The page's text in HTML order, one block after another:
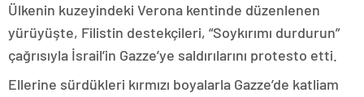
Ülkenin kuzeyindeki Verona kentinde düzenlenen
yürüyüşte, Filistin destekçileri, “Soykırımı durdurun”
çağrısıyla İsrail’in Gazze’ye saldırılarını protesto etti.
Ellerine sürdükleri kırmızı boyalarla Gazze’de katliam